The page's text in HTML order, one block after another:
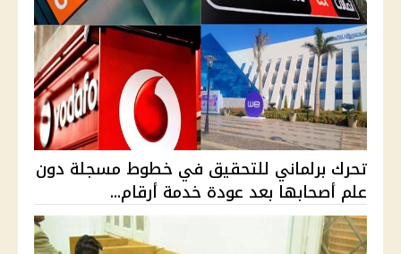
تحرك برلماني للتحقيق في خطوط مسجلة دون
علم أصحابها بعد عودة خدمة أرقام...